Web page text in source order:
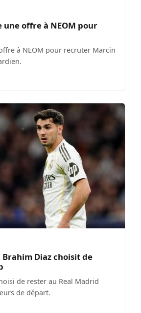
une offre à NEOM pour
à NEOM pour recruter Marcin
Diaz choisit de
de rester au Real Madrid
de départ.